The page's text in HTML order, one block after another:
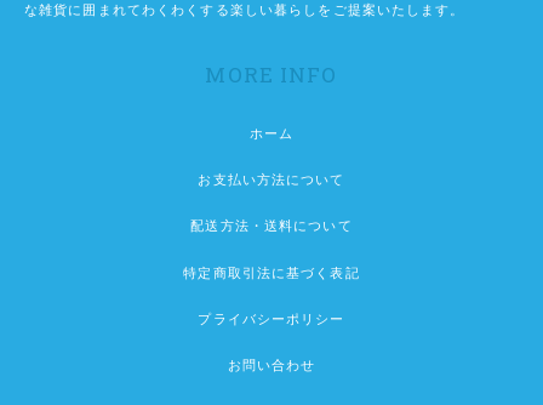
な雑貨に囲まれてわくわくする楽しい暮らしをご提案いたします。
MORE INFO
ホーム
お支払い方法について
配送方法・送料について
特定商取引法に基づく表記
プライバシーポリシー
お問い合わせ